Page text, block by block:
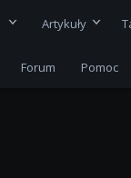
Artykuły
Forum Pomoc